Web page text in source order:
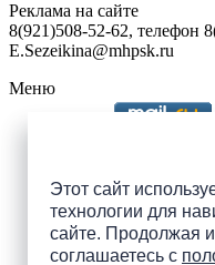
Этот сайт
технологии для
сайте. Продолжая
соглашаетесь с
Реклама на сайте
8(921)508-52-62, телефон
E.Sezeikina@mhpsk.ru
Меню
Подпишись на